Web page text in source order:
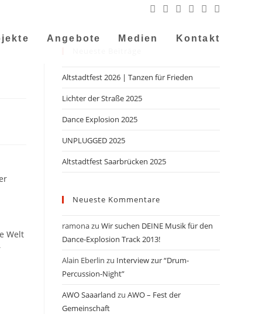
Angebote Medien Kontakt
Welt
Altstadtfest 2026 | Tanzen für Frieden
Lichter der Straße 2025
Dance Explosion 2025
UNPLUGGED 2025
Altstadtfest Saarbrücken 2025
Neueste Kommentare
ramonazu Wir suchen DEINE Musik für den
Dance-Explosion Track 2013!
Alain Eberlin zu Interview zur “Drum-
Percussion-Night”
AWO Saaarland zu AWO – Fest der
Gemeinschaft